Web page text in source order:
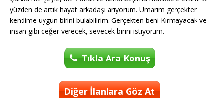
yüzden de artık hayat arkadaşı arıyorum. Umarım gerçekten
kendime uygun birini bulabilirim. Gerçekten beni Kırmayacak ve
insan gibi değer verecek, sevecek birini istiyorum.
Tıkla Ara Konuş
Diğer İlanlara Göz At